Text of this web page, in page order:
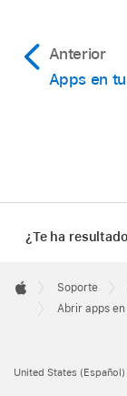
Anterior
Apps en
¿Te ha
Footer

Apple
Soporte
Abrir apps
United States (Español)